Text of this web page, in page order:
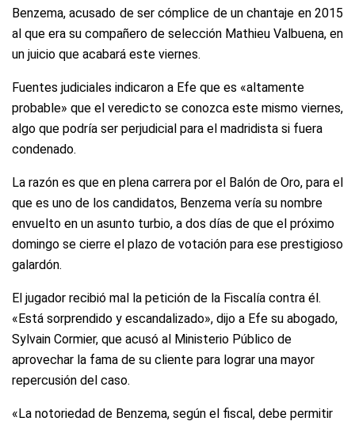
Benzema, acusado de ser cómplice de un chantaje en 2015
al que era su compañero de selección Mathieu Valbuena, en
un juicio que acabará este viernes.
Fuentes judiciales indicaron a Efe que es «altamente
probable» que el veredicto se conozca este mismo viernes,
algo que podría ser perjudicial para el madridista si fuera
condenado.
La razón es que en plena carrera por el Balón de Oro, para el
que es uno de los candidatos, Benzema vería su nombre
envuelto en un asunto turbio, a dos días de que el próximo
domingo se cierre el plazo de votación para ese prestigioso
galardón.
El jugador recibió mal la petición de la Fiscalía contra él.
«Está sorprendido y escandalizado», dijo a Efe su abogado,
Sylvain Cormier, que acusó al Ministerio Público de
aprovechar la fama de su cliente para lograr una mayor
repercusión del caso.
«La notoriedad de Benzema, según el fiscal, debe permitir